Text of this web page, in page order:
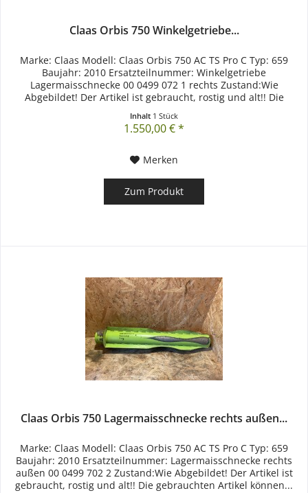
Claas Orbis 750 Winkelgetriebe...
Marke: Claas Modell: Claas Orbis 750 AC TS Pro C Typ: 659
Baujahr: 2010 Ersatzteilnummer: Winkelgetriebe
Lagermaisschnecke 00 0499 072 1 rechts Zustand:Wie
Abgebildet! Der Artikel ist gebraucht, rostig und alt!! Die
Inhalt 1 Stück
1.550,00 € *
Merken
Zum Produkt
Claas Orbis 750 Lagermaisschnecke rechts außen...
Marke: Claas Modell: Claas Orbis 750 AC TS Pro C Typ: 659
Baujahr: 2010 Ersatzteilnummer: Lagermaisschnecke rechts
außen 00 0499 702 2 Zustand:Wie Abgebildet! Der Artikel ist
gebraucht, rostig und alt!! Die gebrauchten Artikel können...